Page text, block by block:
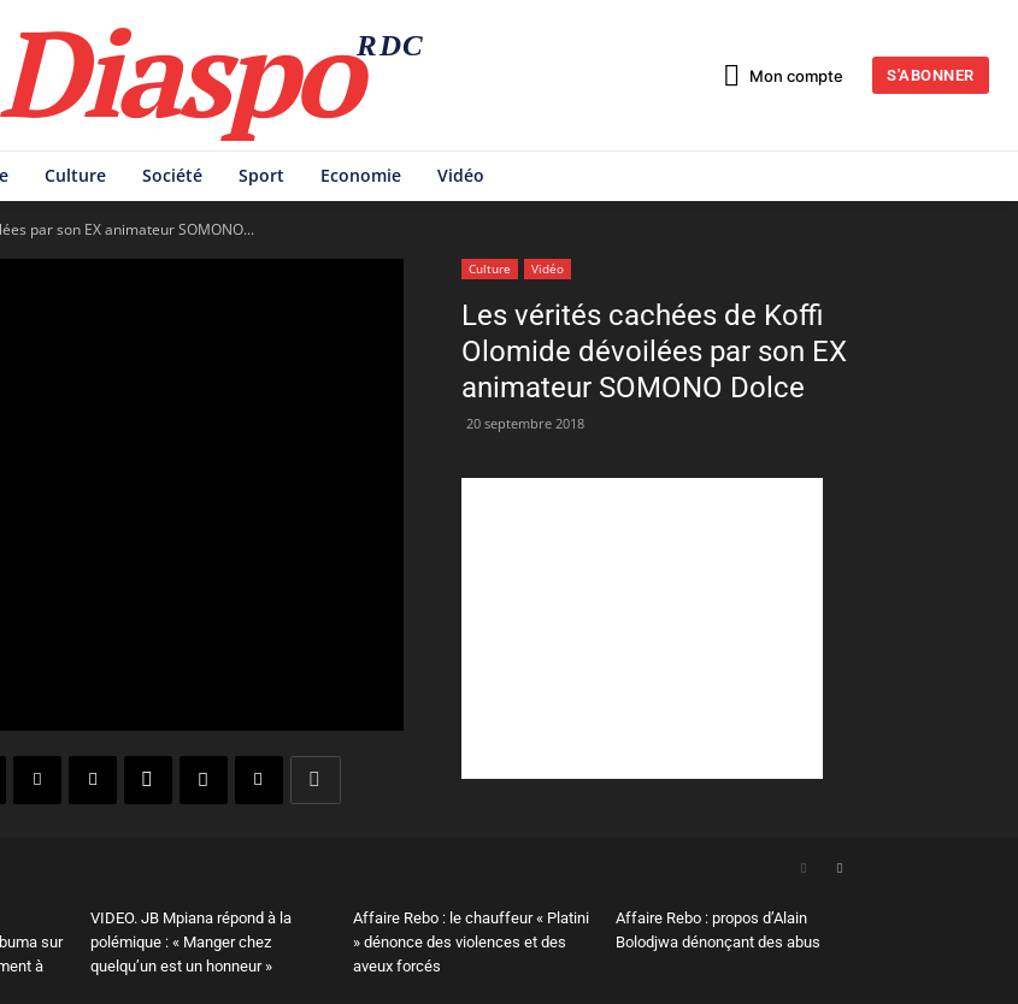
DiaspoRDC
Mon compte S'ABONNER
Culture Société Sport Economie Vidéo
par son EX animateur SOMONO...
Culture Vidéo
Les vérités cachées de Koffi
Olomide dévoilées par son EX
animateur SOMONO Dolce
20 septembre 2018
sur
à
VIDEO. JB Mpiana répond à la
polémique : « Manger chez
quelqu’un est un honneur »
Affaire Rebo : le chauffeur « Platini
» dénonce des violences et des
aveux forcés
Affaire Rebo : propos d’Alain
Bolodjwa dénonçant des abus